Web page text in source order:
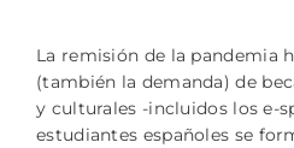
La remisión de la pandemia
(también la demanda) de
y culturales -incluidos los e-
estudiantes españoles se